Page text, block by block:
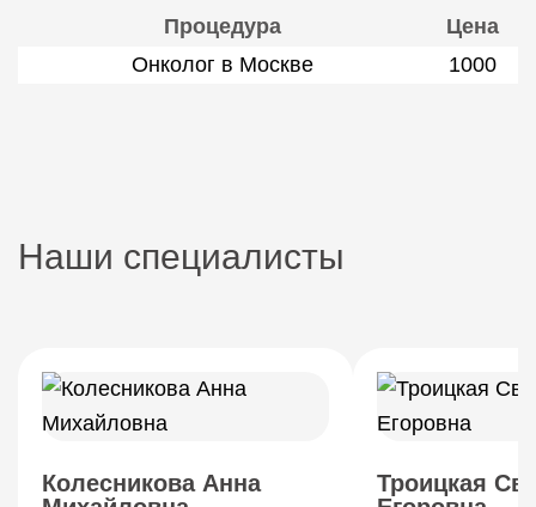
Процедура
Цена
Онколог в Москве
1000
Наши специалисты
Колесникова Анна
Троицкая